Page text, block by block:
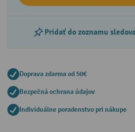
Pridať do zoznamu
Doprava zdarma od 50€
Bezpečná ochrana údajov
Individuálne poradenstvo pri nákupe